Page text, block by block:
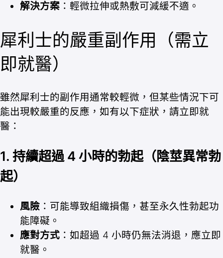
解決方案 ：輕微拉伸或熱敷可減緩不適。
犀利士的嚴重副作用（需立
即就醫）
雖然犀利士的副作用通常較輕微，但某些情況下可
能出現較嚴重的反應，如有以下症狀，請立即就
醫：
1. 持續超過 4 小時的勃起（陰莖異常勃
起）
風險 ：可能導致組織損傷，甚至永久性勃起功
能障礙。
應對方式 ：如超過 4 小時仍無法消退，應立即
就醫。